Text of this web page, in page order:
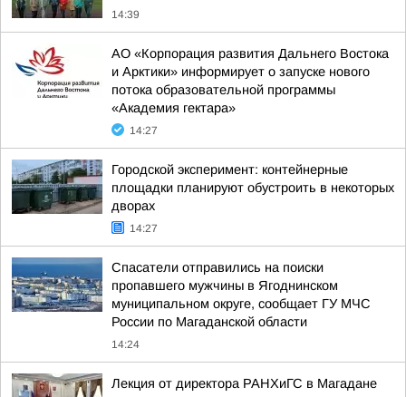
14:39
АО «Корпорация развития Дальнего Востока
и Арктики» информирует о запуске нового
потока образовательной программы
«Академия гектара»
14:27
Городской эксперимент: контейнерные
площадки планируют обустроить в некоторых
дворах
14:27
Спасатели отправились на поиски
пропавшего мужчины в Ягоднинском
муниципальном округе, сообщает ГУ МЧС
России по Магаданской области
14:24
Лекция от директора РАНХиГС в Магадане